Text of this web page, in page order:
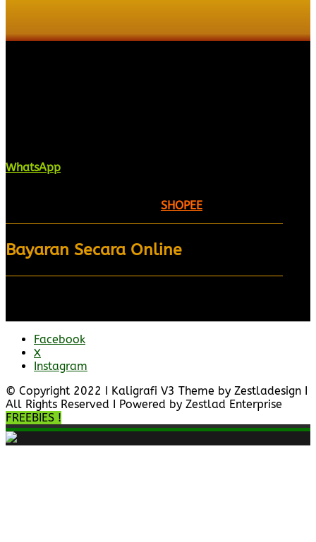
WhatsApp
SHOPEE
Bayaran Secara Online
Facebook
X
Instagram
© Copyright 2022 I Kaligrafi V3 Theme by Zestladesign I
All Rights Reserved I Powered by Zestlad Enterprise
FREEBIES !